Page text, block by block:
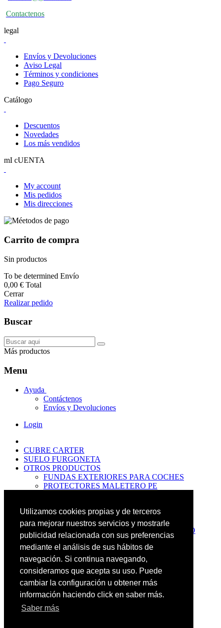
Utilizamos cookies propias y de terceros
para mejorar nuestros servicios y mostrarle
publicidad relacionada con sus preferencias
mediante el análisis de sus hábitos de
navegación. Si continua navegando,
consideramos que acepta su uso. Puede
cambiar la configuración u obtener más
información haciendo click en saber más.
Saber más
Contactenos
legal
Envíos y Devoluciones
Aviso Legal
Términos y condiciones
Pago Seguro
Catálogo
Descuentos
Novedades
Los más vendidos
mI cUENTA
My account
Mis pedidos
Mis direcciones
Carrito de compra
Sin productos
To be determined Envío
0,00 € Total
Cerrar
Realizar pedido
Buscar
Más productos
Menu
Ayuda
Contáctenos
Envíos y Devoluciones
Login
CUBRE CARTER
SUELO FURGONETA
OTROS PRODUCTOS
FUNDAS EXTERIORES PARA COCHES
PROTECTORES MALETERO PE
PREMIUM
PROTECTORES MALETERO PE
PROTECTORES DE MALETERO CAUCHO
BASIC
ALFOMBRILLAS GOMA PREMIUM
ALFOMBRILLAS GOMA BASIC
OFERTAS
NOVEDADES
CONTACTO